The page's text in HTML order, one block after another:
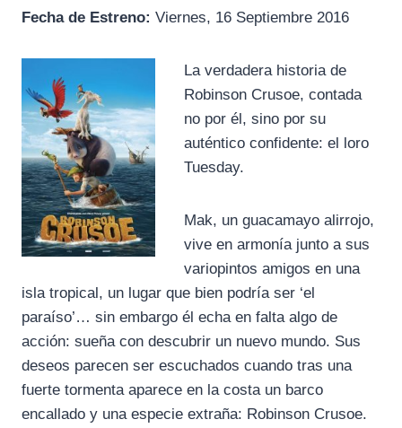
Fecha de Estreno: Viernes, 16 Septiembre 2016
La verdadera historia de
Robinson Crusoe, contada
no por él, sino por su
auténtico confidente: el loro
Tuesday.
Mak, un guacamayo alirrojo,
vive en armonía junto a sus
variopintos amigos en una
isla tropical, un lugar que bien podría ser ‘el
paraíso’… sin embargo él echa en falta algo de
acción: sueña con descubrir un nuevo mundo. Sus
deseos parecen ser escuchados cuando tras una
fuerte tormenta aparece en la costa un barco
encallado y una especie extraña: Robinson Crusoe.